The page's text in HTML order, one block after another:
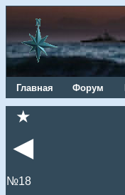
Главная Форум
★
◄
№18